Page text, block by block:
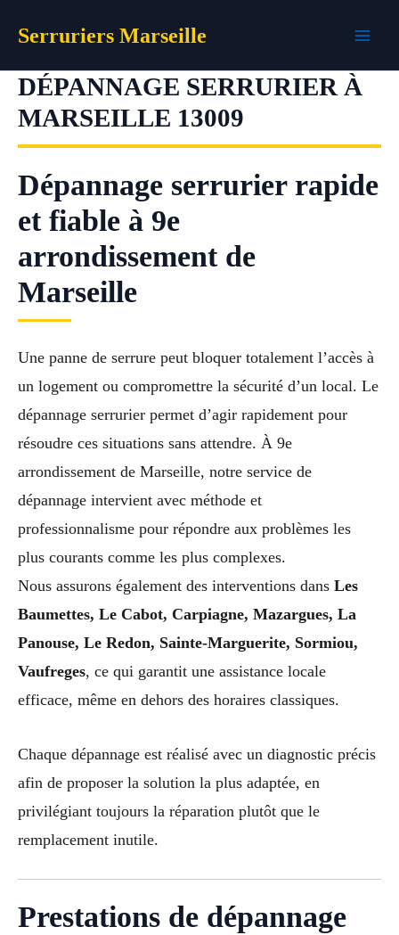
Serruriers Marseille
DÉPANNAGE SERRURIER À
MARSEILLE 13009
Dépannage serrurier rapide
et fiable à 9e
arrondissement de
Marseille
Une panne de serrure peut bloquer totalement l’accès à
un logement ou compromettre la sécurité d’un local. Le
dépannage serrurier permet d’agir rapidement pour
résoudre ces situations sans attendre. À 9e
arrondissement de Marseille, notre service de
dépannage intervient avec méthode et
professionnalisme pour répondre aux problèmes les
plus courants comme les plus complexes.
Nous assurons également des interventions dans Les
Baumettes, Le Cabot, Carpiagne, Mazargues, La
Panouse, Le Redon, Sainte-Marguerite, Sormiou,
Vaufreges, ce qui garantit une assistance locale
efficace, même en dehors des horaires classiques.
Chaque dépannage est réalisé avec un diagnostic précis
afin de proposer la solution la plus adaptée, en
privilégiant toujours la réparation plutôt que le
remplacement inutile.
Prestations de dépannage